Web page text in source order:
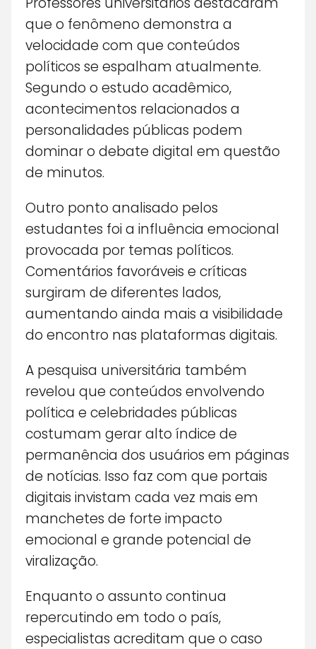
que o fenômeno demonstra a
velocidade com que conteúdos
políticos se espalham atualmente.
Segundo o estudo acadêmico,
acontecimentos relacionados a
personalidades públicas podem
dominar o debate digital em questão
de minutos.
Outro ponto analisado pelos
estudantes foi a influência emocional
provocada por temas políticos.
Comentários favoráveis e críticas
surgiram de diferentes lados,
aumentando ainda mais a visibilidade
do encontro nas plataformas digitais.
A pesquisa universitária também
revelou que conteúdos envolvendo
política e celebridades públicas
costumam gerar alto índice de
permanência dos usuários em páginas
de notícias. Isso faz com que portais
digitais invistam cada vez mais em
manchetes de forte impacto
emocional e grande potencial de
viralização.
Enquanto o assunto continua
repercutindo em todo o país,
especialistas acreditam que o caso